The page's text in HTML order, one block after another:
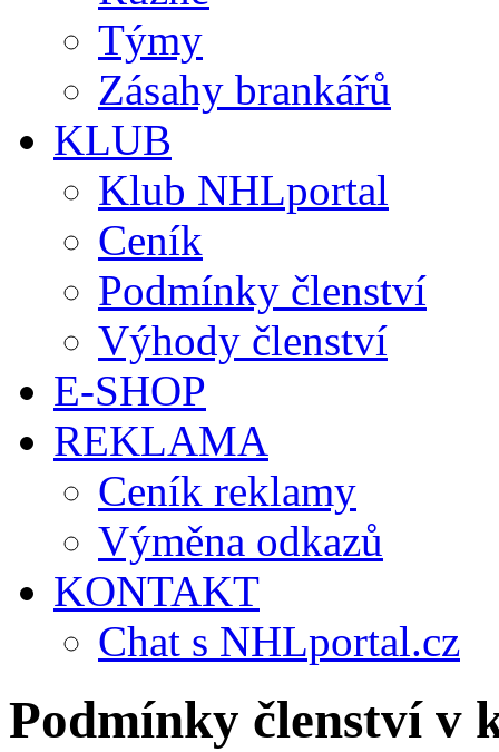
Týmy
Zásahy brankářů
KLUB
Klub NHLportal
Ceník
Podmínky členství
Výhody členství
E-SHOP
REKLAMA
Ceník reklamy
Výměna odkazů
KONTAKT
Chat s NHLportal.cz
Podmínky členství v